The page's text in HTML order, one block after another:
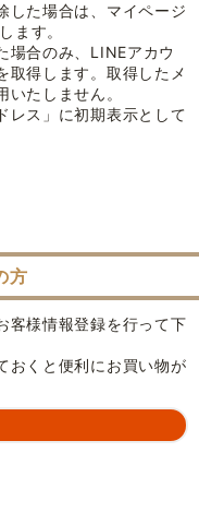
した場合は、マイページ
ます。
場合のみ、LINEアカウ
取得します。取得したメ
たしません。
レス」に初期表示として
方
客様情報登録を行って下
おくと便利にお買い物が